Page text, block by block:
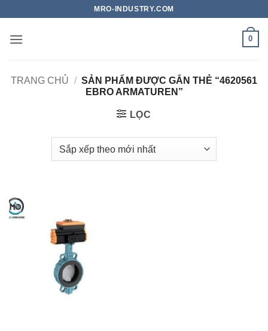
nội
MRO-INDUSTRY.COM
0
TRANG CHỦ / SẢN PHẨM ĐƯỢC GẮN THẺ “4620561
EBRO ARMATUREN”
LỌC